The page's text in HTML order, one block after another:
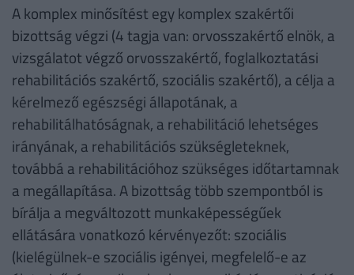
A komplex minősítést egy komplex szakértői
bizottság végzi (4 tagja van: orvosszakértő elnök, a
vizsgálatot végző orvosszakértő, foglalkoztatási
rehabilitációs szakértő, szociális szakértő), a célja a
kérelmező egészségi állapotának, a
rehabilitálhatóságnak, a rehabilitáció lehetséges
irányának, a rehabilitációs szükségleteknek,
továbbá a rehabilitációhoz szükséges időtartamnak
a megállapítása. A bizottság több szempontból is
bírálja a megváltozott munkaképességűek
ellátására vonatkozó kérvényezőt: szociális
(kielégülnek-e szociális igényei, megfelelő-e az